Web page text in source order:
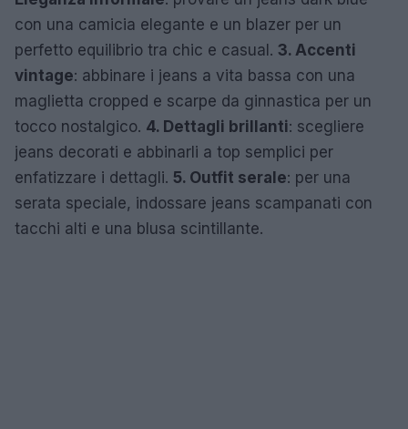
con una camicia elegante e un blazer per un
perfetto equilibrio tra chic e casual. 3. Accenti
vintage: abbinare i jeans a vita bassa con una
maglietta cropped e scarpe da ginnastica per un
tocco nostalgico. 4. Dettagli brillanti: scegliere
jeans decorati e abbinarli a top semplici per
enfatizzare i dettagli. 5. Outfit serale: per una
serata speciale, indossare jeans scampanati con
tacchi alti e una blusa scintillante.